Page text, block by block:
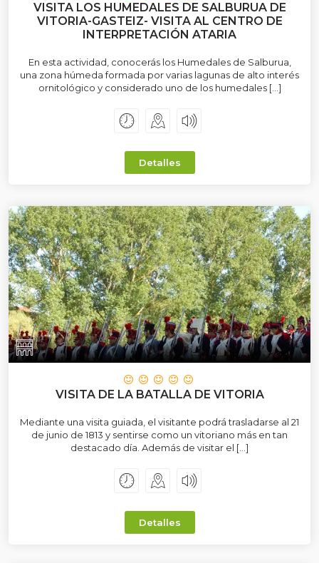
VISITA LOS HUMEDALES DE SALBURUA DE
VITORIA-GASTEIZ- VISITA AL CENTRO DE
INTERPRETACIÓN ATARIA
En esta actividad, conocerás los Humedales de Salburua,
una zona húmeda formada por varias lagunas de alto interés
ornitológico y considerado uno de los humedales […]
Detalles
VISITA DE LA BATALLA DE VITORIA
Mediante una visita guiada, el visitante podrá trasladarse al 21
de junio de 1813 y sentirse como un vitoriano más en tan
destacado día. Además de visitar el […]
Detalles